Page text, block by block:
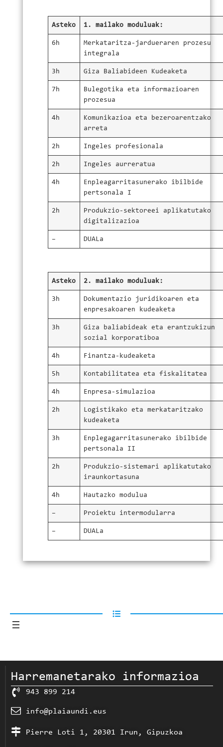
Asteko 1. mailako moduluak:
6h
Merkataritza-jardueraren prozesu
integrala
3h Giza Baliabideen Kudeaketa
7h
Bulegotika eta informazioaren
prozesua
4h
Komunikazioa eta bezeroarentzako
arreta
2h Ingeles profesionala
2h Ingeles aurreratua
4h
Enpleagarritasunerako ibilbide
pertsonala I
2h
Produkzio-sektoreei aplikatutako
digitalizazioa
– DUALa
Asteko 2. mailako moduluak:
3h
Dokumentazio juridikoaren eta
enpresakoaren kudeaketa
3h
Giza baliabideak eta erantzukizun
sozial korporatiboa
4h Finantza-kudeaketa
5h Kontabilitatea eta fiskalitatea
4h Enpresa-simulazioa
2h
Logistikako eta merkataritzako
kudeaketa
3h
Enplegagarritasunerako ibilbide
pertsonala II
2h
Produkzio-sistemari aplikatutako
iraunkortasuna
4h Hautazko modulua
– Proiektu intermodularra
– DUALa
Harremanetarako informazioa
943 899 214
info@plaiaundi.eus
Pierre Loti 1, 20301 Irun, Gipuzkoa